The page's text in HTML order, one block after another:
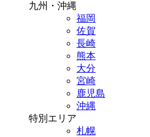
九州・沖縄
福岡
佐賀
長崎
熊本
大分
宮崎
鹿児島
沖縄
特別エリア
札幌